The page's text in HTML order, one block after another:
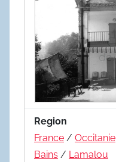
Region
France / Occitanie
Bains / Lamalou